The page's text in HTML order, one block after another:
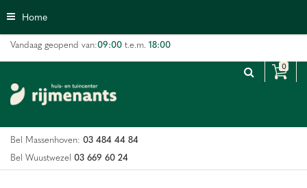
n
n
n
Home
Vandaag geopend van:09:00 t.e.m. 18:00
Bel Massenhoven: 03 484 44 84
Bel Wuustwezel 03 669 60 24